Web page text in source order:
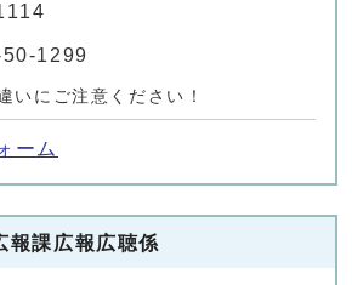
1299
いにご注意ください！
ーム
報課広報広聴係